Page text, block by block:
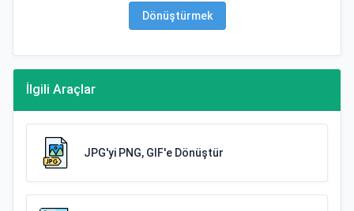
Dönüştürmek
İlgili Araçlar
JPG'yi PNG, GIF'e Dönüştür